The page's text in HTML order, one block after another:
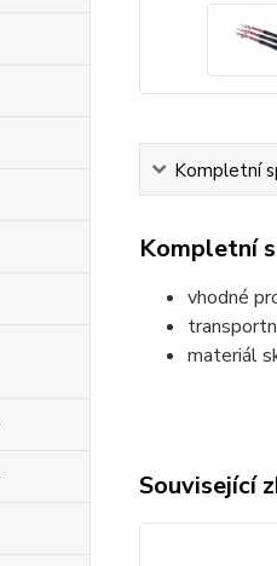
Kompletní
Kompletní
vhodné
materiál
Související